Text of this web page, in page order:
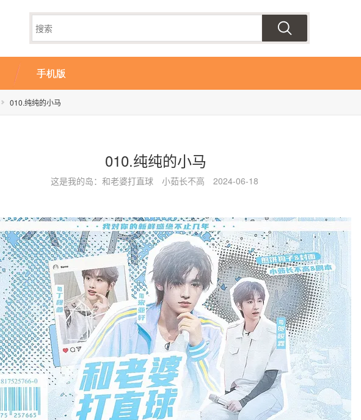
手机版
010.纯纯的小马
010.纯纯的小马
这是我的岛：和老婆打直球 小茹长不高 2024-06-18